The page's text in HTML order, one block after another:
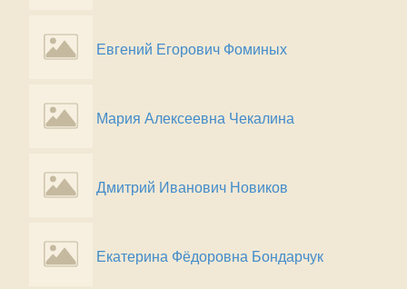
Евгений Егорович Фоминых
Мария Алексеевна Чекалина
Дмитрий Иванович Новиков
Екатерина Фёдоровна Бондарчук